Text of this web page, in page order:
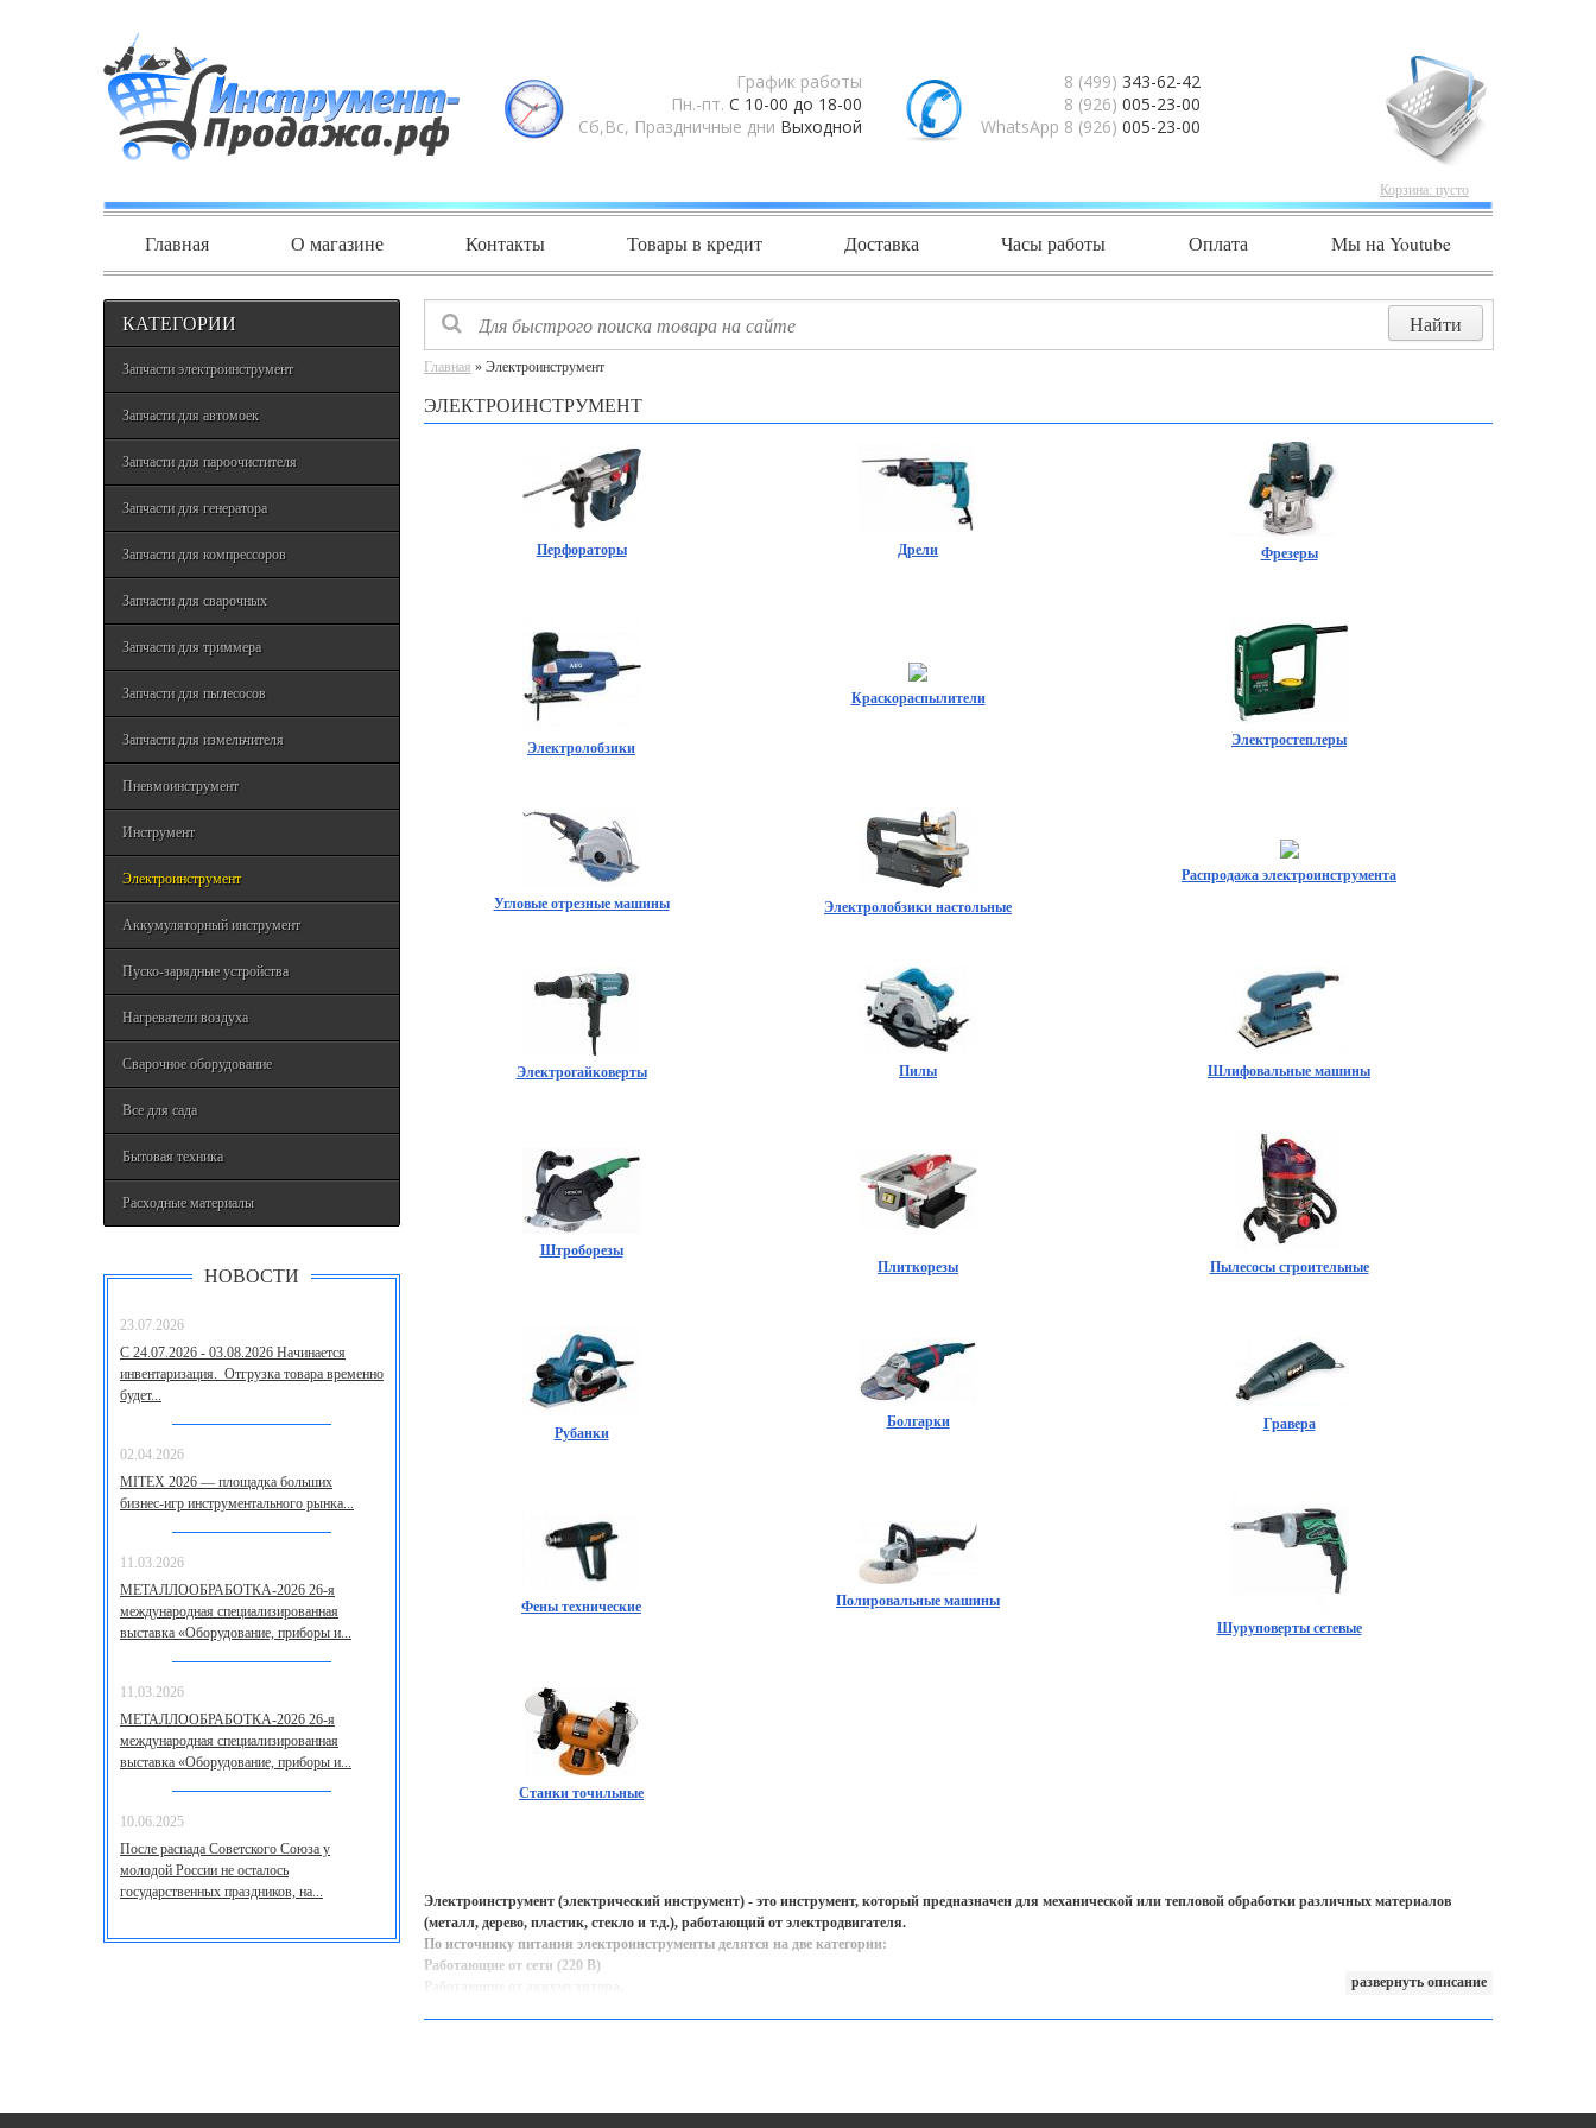
График работы
Пн.-пт. С 10-00 до 18-00
Сб,Вс, Праздничные дни Выходной
8 (499) 343-62-42
8 (926) 005-23-00
WhatsApp 8 (926) 005-23-00
Корзина: пусто
Главная О магазине Контакты Товары в кредит Доставка Часы работы Оплата Мы на Youtube
КАТЕГОРИИ
Запчасти электроинструмент
Запчасти для автомоек
Запчасти для пароочистителя
Запчасти для генератора
Запчасти для компрессоров
Запчасти для сварочных
Запчасти для триммера
Запчасти для пылесосов
Запчасти для измельчителя
Пневмоинструмент
Инструмент
Электроинструмент
Аккумуляторный инструмент
Пуско-зарядные устройства
Нагреватели воздуха
Сварочное оборудование
Все для сада
Бытовая техника
Расходные материалы
НОВОСТИ
23.07.2026
С 24.07.2026 - 03.08.2026 Начинается
инвентаризация. Отгрузка товара временно
будет...
02.04.2026
MITEX 2026 — площадка больших
бизнес‑игр инструментального рынка...
11.03.2026
МЕТАЛЛООБРАБОТКА-2026 26-я
международная специализированная
выставка «Оборудование, приборы и...
11.03.2026
МЕТАЛЛООБРАБОТКА-2026 26-я
международная специализированная
выставка «Оборудование, приборы и...
10.06.2025
После распада Советского Союза у
молодой России не осталось
государственных праздников, на...
Главная » Электроинструмент
ЭЛЕКТРОИНСТРУМЕНТ
Перфораторы Дрели Фрезеры
Электролобзики
Краскораспылители
Электростеплеры
Угловые отрезные машины Электролобзики настольные
Распродажа электроинструмента
Электрогайковерты Пилы Шлифовальные машины
Штроборезы
Плиткорезы
Пылесосы строительные
Рубанки
Болгарки Гравера
Фены технические
Полировальные машины
Шуруповерты сетевые
Станки точильные
Электроинструмент (электрический инструмент) - это инструмент, который предназначен для механической или тепловой обработки различных материалов
(металл, дерево, пластик, стекло и т.д.), работающий от электродвигателя.
По источнику питания электроинструменты делятся на две категории:
Работающие от сети (220 В)
развернуть описание